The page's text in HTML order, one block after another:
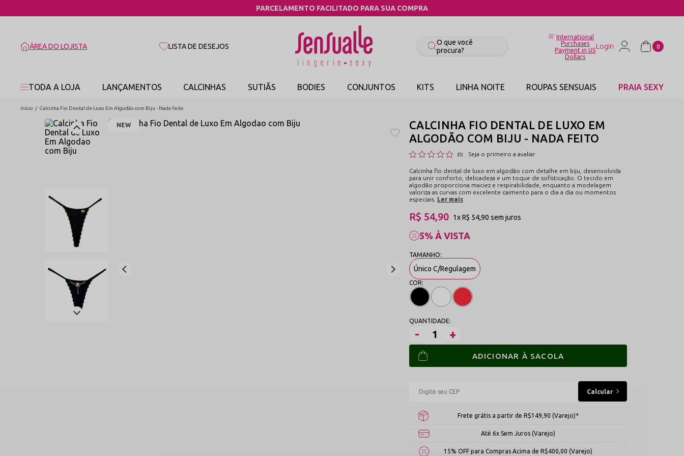
COMPRE PELO WHATSAPP
ÁREA DO LOJISTA LISTA DE DESEJOS
International
Purchases
Payment in US
Dollars
0
TODA A LOJA LANÇAMENTOS CALCINHAS SUTIÃS BODIES CONJUNTOS KITS LINHA NOITE ROUPAS SENSUAIS PRAIA SEXY
Início Calcinha Fio Dental de Luxo Em Algodão com Biju - Nada feito
NEW
CALCINHA FIO DENTAL DE LUXO EM
ALGODÃO COM BIJU - NADA FEITO
(0) Seja o primeiro a avaliar
Calcinha fio dental de luxo em algodão com detalhe em biju, desenvolvida
para unir conforto, delicadeza e um toque de sofisticação. O tecido em
algodão proporciona maciez e respirabilidade, enquanto a modelagem
valoriza as curvas com excelente caimento para o dia a dia ou momentos
especiais. Ler mais
5% À VISTA
R$ 54,90 1xR$ 54,90 sem juros
Único C/Regulagem
ADICIONAR À SACOLA
Frete grátis a partir de R$149,90 (Varejo)*
Até 6x Sem Juros (Varejo)
15% OFF para Compras Acima de R$400,00 (Varejo)